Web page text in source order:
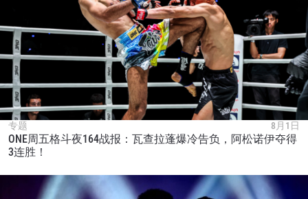
专题 8月1日
ONE周五格斗夜164战报：瓦查拉蓬爆冷告负，阿松诺伊夺得
3连胜！